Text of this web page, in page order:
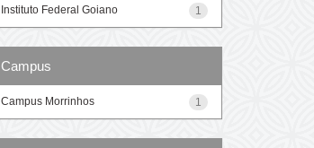
1
Instituto Federal Goiano
Campus
1
Campus Morrinhos